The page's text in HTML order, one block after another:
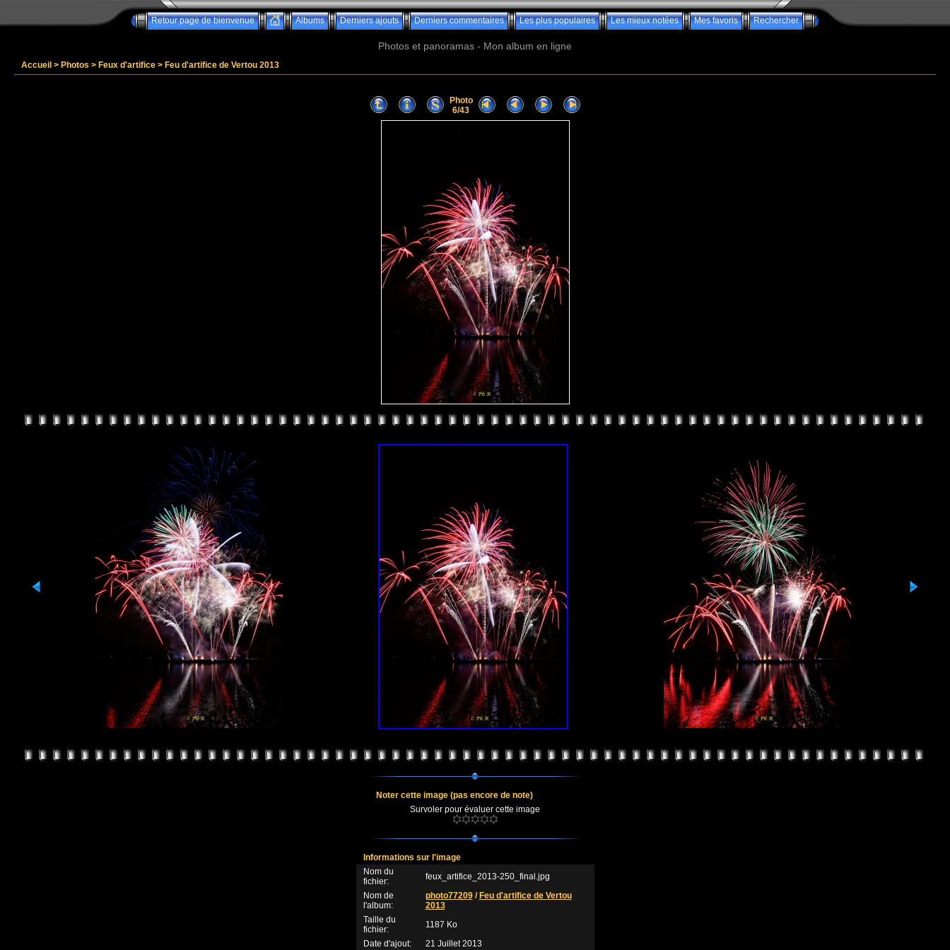
Retour page de bienvenue Albums Derniers ajouts Derniers commentaires Les plus populaires Les mieux notées Mes favoris Rechercher
Photos et panoramas - Mon album en ligne
Accueil > Photos > Feux d'artifice > Feu d'artifice de Vertou 2013
Photo
6/43
Noter cette image (pas encore de note)
Survoler pour évaluer cette image
Informations sur l'image
Nom du
fichier:
feux_artifice_2013-250_final.jpg
Nom de
l'album:
photo77209/ Feu d'artifice de Vertou
2013
Taille du
fichier:
1187 Ko
Date d'ajout:
21 Juillet 2013